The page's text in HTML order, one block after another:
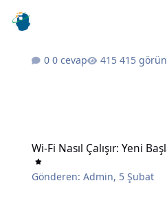
0 cevap 415
Wi-Fi Nasıl Çalışır: Yeni
Gönderen:Admin, 5 Şubat